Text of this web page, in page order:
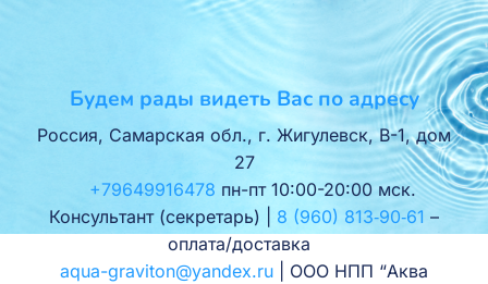
Будем рады видеть Вас по адресу
Россия, Самарская обл., г. Жигулевск, В-1, дом
27
+79649916478 пн-пт 10:00-20:00 мск.
Консультант (секретарь) | 8 (960) 813‑90‑61 –
оплата/доставка
aqua-graviton@yandex.ru | ООО НПП “Аква